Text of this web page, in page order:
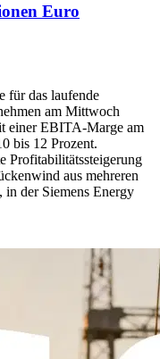
Euro
für das laufende
am Mittwoch
einer EBITA-Marge am
bis 12 Prozent.
Profitabilitätssteigerung
aus mehreren
in der Siemens Energy